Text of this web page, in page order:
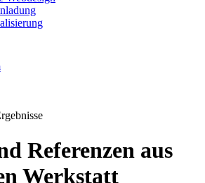
Referenzen aus
Werkstatt